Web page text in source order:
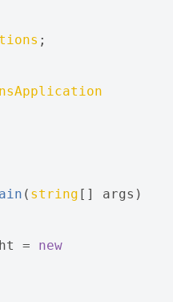
;
( string [] args )
ht =
new